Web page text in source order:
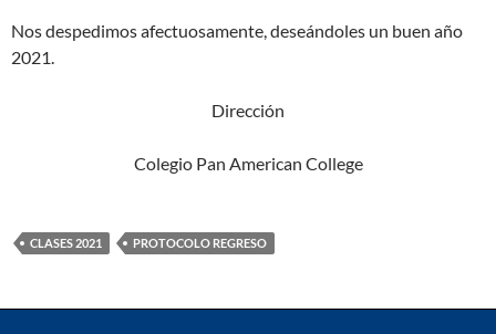
Nos despedimos afectuosamente, deseándoles un buen año
2021.
Dirección
Colegio Pan American College
CLASES 2021 PROTOCOLO REGRESO